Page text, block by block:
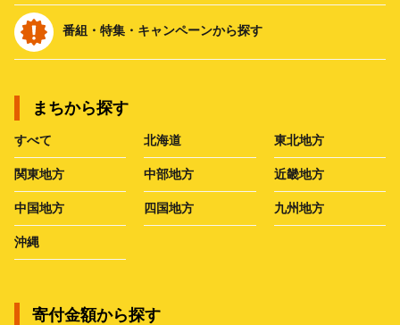
番組・特集・キャンペーンから探す
まちから探す
すべて 北海道 東北地方
関東地方 中部地方 近畿地方
中国地方 四国地方 九州地方
沖縄
寄付金額から探す